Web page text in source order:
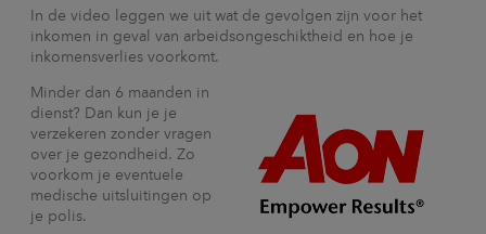
In de video leggen we uit wat de gevolgen zijn voor het
inkomen in geval van arbeidsongeschiktheid en hoe je
inkomensverlies voorkomt.
Minder dan 6 maanden in
dienst? Dan kun je je
verzekeren zonder vragen
over je gezondheid. Zo
voorkom je eventuele
medische uitsluitingen op
je polis.